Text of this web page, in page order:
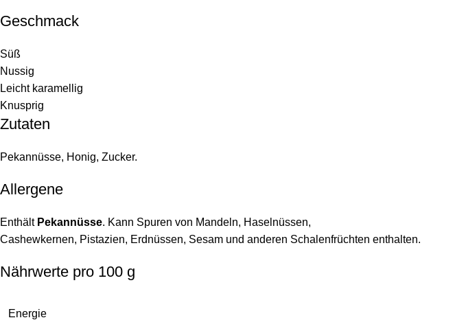
Geschmack
Süß
Nussig
Leicht karamellig
Knusprig
Zutaten
Pekannüsse, Honig, Zucker.
Allergene
Enthält Pekannüsse. Kann Spuren von Mandeln, Haselnüssen,
Cashewkernen, Pistazien, Erdnüssen, Sesam und anderen Schalenfrüchten enthalten.
Nährwerte pro 100 g
Energie